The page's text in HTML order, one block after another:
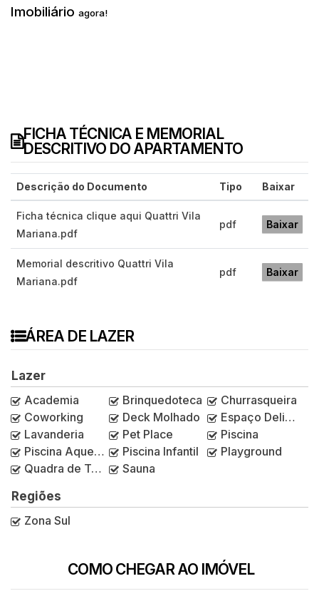
Imobiliário agora!
FICHA TÉCNICA E MEMORIAL
DESCRITIVO DO APARTAMENTO
Descrição do Documento Tipo Baixar
Ficha técnica clique aqui Quattri Vila
Mariana.pdf
pdf Baixar
Memorial descritivo Quattri Vila
Mariana.pdf
pdf Baixar
ÁREA DE LAZER
Lazer
Academia
Brinquedoteca
Churrasqueira
Coworking
Deck Molhado
Espaço Delivery
Lavanderia
Pet Place
Piscina
Piscina Aquecida
Piscina Infantil
Playground
Quadra de Tênis
Sauna
Regiões
Zona Sul
COMO CHEGAR AO IMÓVEL
Rua Manuel de Paiva, 77, Vila Mariana, São